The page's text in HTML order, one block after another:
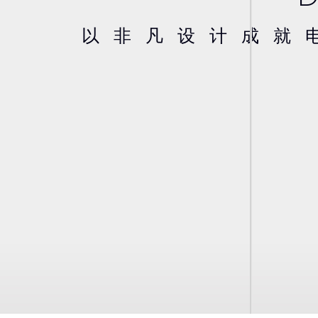
以非凡设计成就